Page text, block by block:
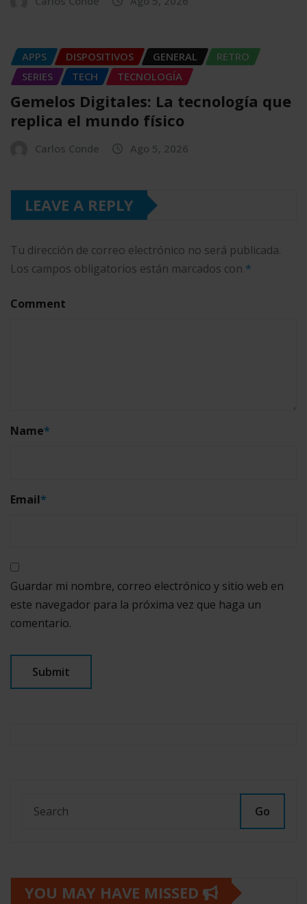
APPS DISPOSITIVOS GENERAL
RETRO
SERIES
TECH TECNOLOGÍA
Gemelos Digitales: La tecnología que
replica el mundo físico
Carlos Conde Ago 5, 2026
LEAVE A REPLY
Tu dirección de correo electrónico no será publicada.
Los campos obligatorios están marcados con *
Comment
Name*
Email*
Guardar mi nombre, correo electrónico y sitio web en
este navegador para la próxima vez que haga un
comentario.
Go
YOU MAY HAVE MISSED